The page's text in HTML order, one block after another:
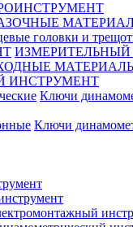
головки и
ИНСТРУМЕНТ
Ключи
Ключи